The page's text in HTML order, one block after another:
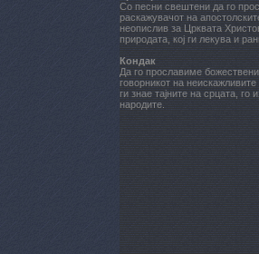
Со песни свештени да го
раскажувачот на
неопислив за Црквата
природата, кој ги лекува и
Кондак
Да го прославиме
говорникот на
ги знае тајните на срцата,
народите.